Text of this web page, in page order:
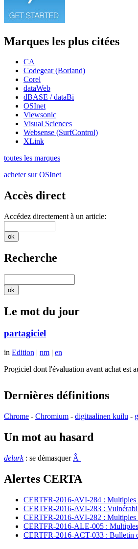
Marques les plus citées
CA
Codegear (Borland)
Corel
dataWeb
dBASE / dataBi
OSInet
Viewsonic
Visual Sciences
Websense (SurfControl)
XLink
toutes les marques
acheter sur OSInet
Accès direct
Accédez directement à un article:
Recherche
Le mot du jour
partagiciel
in Edition | nm | en
Progiciel dont l'évaluation avant achat est
Dernières définitions
Chrome - Chromium - digitaalinen kuilu -
Un mot au hasard
delurk: se démasquer Â
Alertes CERTA
CERTFR-2016-AVI-284 : Multiples
CERTFR-2016-AVI-283 :
CERTFR-2016-AVI-282 : Multiples
CERTFR-2016-ALE-005 :
CERTFR-2016-ACT-033 : Bulletin